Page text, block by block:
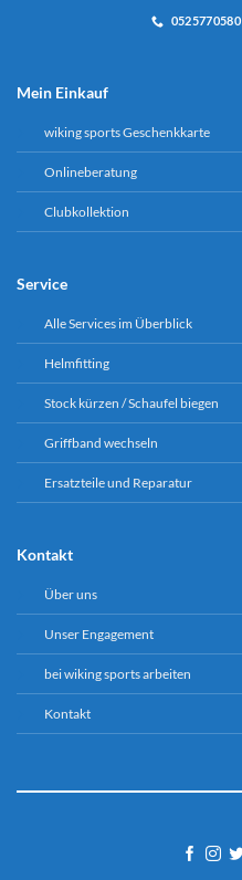
0525770580
Mein Einkauf
wiking sports Geschenkkarte
Onlineberatung
Clubkollektion
Service
Alle Services im Überblick
Helmfitting
Stock kürzen / Schaufel biegen
Griffband wechseln
Ersatzteile und Reparatur
Kontakt
Über uns
Unser Engagement
bei wiking sports arbeiten
Kontakt